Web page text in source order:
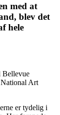
med at
blev det
hele
Bellevue
Art
er tydelig i